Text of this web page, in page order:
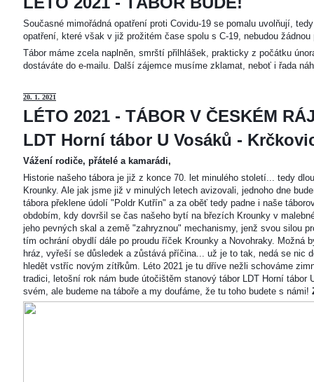
Současné mimořádná opatření proti Covidu-19 se pomalu uvolňují,
opatření, které však v již prožitém čase spolu s C-19, nebudou žádnou
Tábor máme zcela naplněn, smrští přilhlášek, prakticky z počátku
dostáváte do e-mailu. Další zájemce musíme zklamat, neboť i řada
20. 1. 2021
LÉTO 2021 - TÁBOR V ČESKÉM
LDT Horní tábor U Vosáků -
Vážení rodiče, přátelé a kamarádi,
Historie našeho tábora je již z konce 70. let minulého století... tedy
Krounky. Ale jak jsme již v minulých letech avizovali, jednoho dne
tábora překlene údolí "Poldr Kutřín" a za oběť tedy padne i naše
obdobím, kdy dovršil se čas našeho bytí na březích Krounky v
jeho pevných skal a země "zahryznou" mechanismy, jenž svou silou
tím ochrání obydlí dále po proudu říček Krounky a Novohraky. Možná
hráz, vyřeší se důsledek a zůstává příčina... už je to tak, nedá se nic
hledět vstříc novým zítřkům. Léto 2021 je tu dříve nežli schováme
tradici, letošní rok nám bude útočištěm stanový tábor LDT Horní tábor
svém, ale budeme na táboře a my doufáme, že tu toho budete s námi!